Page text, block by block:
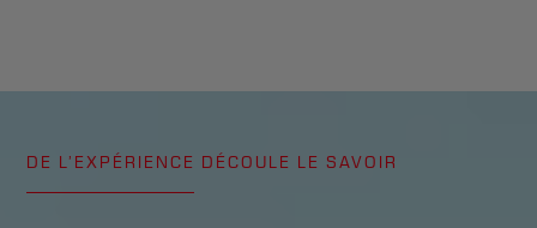
DE L’EXPÉRIENCE DÉCOULE LE SAVOIR